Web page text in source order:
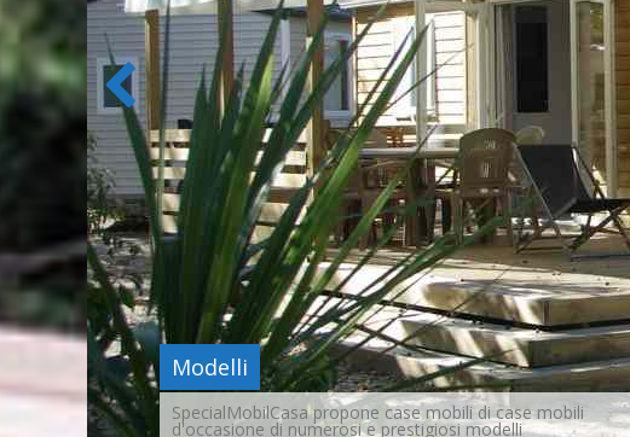
Occasioni
Vantaggiosissime offerte di case mobili usate in occasione
direttamente per voi